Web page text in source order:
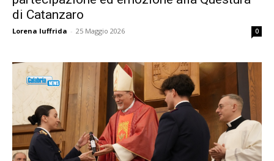
di Catanzaro
Lorena Iuffrida - 25 Maggio 2026 0